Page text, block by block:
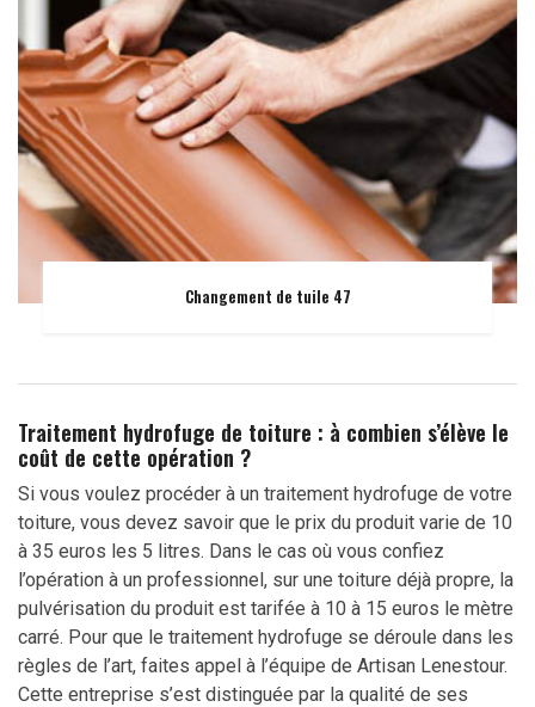
Changement de tuile 47
Traitement hydrofuge de toiture : à combien s’élève le
coût de cette opération ?
Si vous voulez procéder à un traitement hydrofuge de votre
toiture, vous devez savoir que le prix du produit varie de 10
à 35 euros les 5 litres. Dans le cas où vous confiez
l’opération à un professionnel, sur une toiture déjà propre, la
pulvérisation du produit est tarifée à 10 à 15 euros le mètre
carré. Pour que le traitement hydrofuge se déroule dans les
règles de l’art, faites appel à l’équipe de Artisan Lenestour.
Cette entreprise s’est distinguée par la qualité de ses